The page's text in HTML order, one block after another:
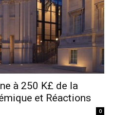
à 250 K£ de la
et Réactions
0